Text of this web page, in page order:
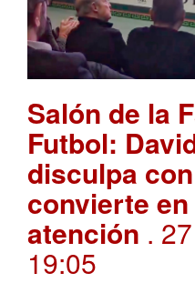
Salón de la
Futbol:
disculpa
convierte
atención .
19:05